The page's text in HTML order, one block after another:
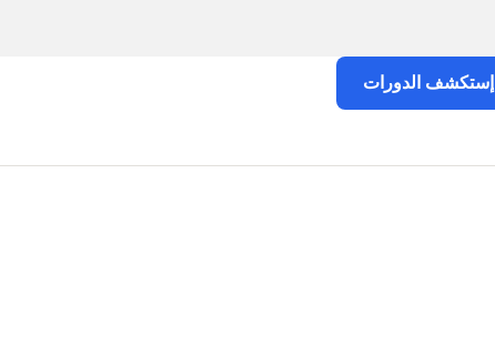
إستكشف الدورات